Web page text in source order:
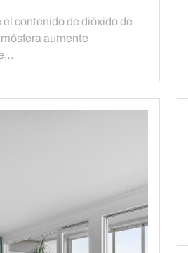
el contenido de dióxido de
aumente